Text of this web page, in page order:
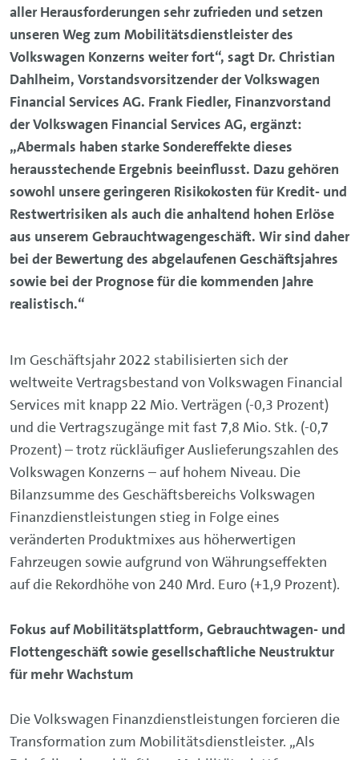
aller Herausforderungen sehr zufrieden und setzen
unseren Weg zum Mobilitätsdienstleister des
Volkswagen Konzerns weiter fort“, sagt Dr. Christian
Dahlheim, Vorstandsvorsitzender der Volkswagen
Financial Services AG. Frank Fiedler, Finanzvorstand
der Volkswagen Financial Services AG, ergänzt:
„Abermals haben starke Sondereffekte dieses
herausstechende Ergebnis beeinflusst. Dazu gehören
sowohl unsere geringeren Risikokosten für Kredit- und
Restwertrisiken als auch die anhaltend hohen Erlöse
aus unserem Gebrauchtwagengeschäft. Wir sind daher
bei der Bewertung des abgelaufenen Geschäftsjahres
sowie bei der Prognose für die kommenden Jahre
realistisch.“
Im Geschäftsjahr 2022 stabilisierten sich der
weltweite Vertragsbestand von Volkswagen Financial
Services mit knapp 22 Mio. Verträgen (-0,3 Prozent)
und die Vertragszugänge mit fast 7,8 Mio. Stk. (-0,7
Prozent) – trotz rückläufiger Auslieferungszahlen des
Volkswagen Konzerns – auf hohem Niveau. Die
Bilanzsumme des Geschäftsbereichs Volkswagen
Finanzdienstleistungen stieg in Folge eines
veränderten Produktmixes aus höherwertigen
Fahrzeugen sowie aufgrund von Währungseffekten
auf die Rekordhöhe von 240 Mrd. Euro (+1,9 Prozent).
Fokus auf Mobilitätsplattform, Gebrauchtwagen- und
Flottengeschäft sowie gesellschaftliche Neustruktur
für mehr Wachstum
Die Volkswagen Finanzdienstleistungen forcieren die
Transformation zum Mobilitätsdienstleister. „Als